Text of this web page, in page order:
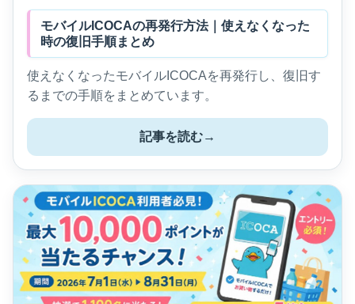
モバイルICOCAの再発行方法｜使えなくなった
時の復旧手順まとめ
使えなくなったモバイルICOCAを再発行し、復旧す
るまでの手順をまとめています。
記事を読む→